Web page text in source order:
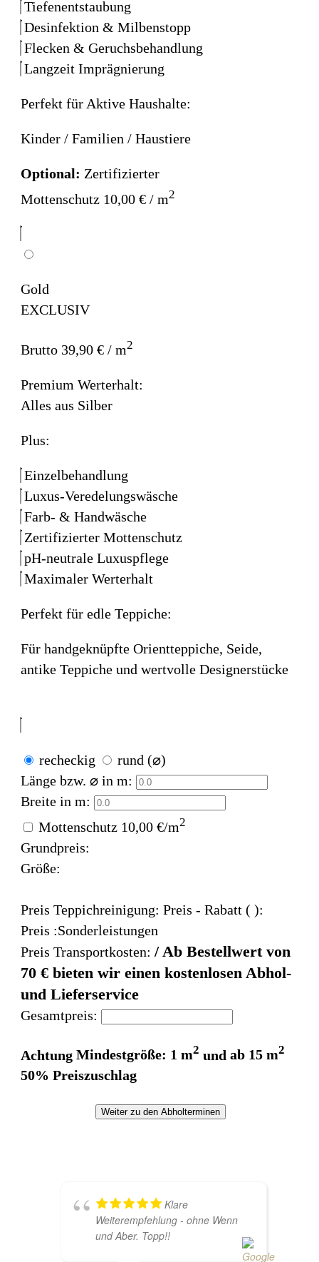
Tiefenentstaubung
Desinfektion & Milbenstopp
Flecken & Geruchsbehandlung
Langzeit Imprägnierung
Perfekt für Aktive Haushalte:
Kinder / Familien / Haustiere
Optional: Zertifizierter
Mottenschutz 10,00 € / m2
Gold
EXCLUSIV
Brutto 39,90 € / m2
Premium Werterhalt:
Alles aus Silber
Plus:
Einzelbehandlung
Luxus-Veredelungswäsche
Farb- & Handwäsche
Zertifizierter Mottenschutz
pH-neutrale Luxuspflege
Maximaler Werterhalt
Perfekt für edle Teppiche:
Für handgeknüpfte Orientteppiche, Seide,
antike Teppiche und wertvolle Designerstücke
recheckig
rund (⌀)
Länge bzw. ⌀ in m:
Breite in m:
Mottenschutz 10,00 €/m2
Grundpreis:
Größe:
Preis Teppichreinigung: Preis - Rabatt ( ):
Preis :Sonderleistungen
Preis Transportkosten: / Ab Bestellwert von
70 € bieten wir einen kostenlosen Abhol-
und Lieferservice
Gesamtpreis:
Achtung Mindestgröße: 1 m2 und ab 15 m2
50% Preiszuschlag
Weiter zu den Abholterminen
Klare
Weiterempfehlung - ohne Wenn
und Aber. Topp!!